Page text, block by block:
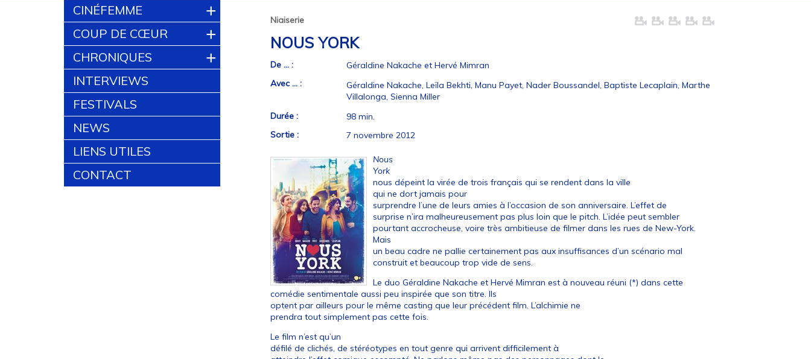
CINÉFEMME
+
COUP DE CŒUR +
CHRONIQUES +
INTERVIEWS
FESTIVALS
NEWS
LIENS UTILES
CONTACT
Niaiserie
NOUS YORK
De ... :
Géraldine Nakache et Hervé Mimran
Avec ... :
Géraldine Nakache, Leïla Bekhti, Manu Payet, Nader Boussandel, Baptiste Lecaplain, Marthe
Villalonga, Sienna Miller
Durée :
98 min.
Sortie :
7 novembre 2012
Nous
York
nous dépeint la virée de trois français qui se rendent dans la ville
qui ne dort jamais pour
surprendre l’une de leurs amies à l’occasion de son anniversaire. L’effet de
surprise n’ira malheureusement pas plus loin que le pitch. L’idée peut sembler
pourtant accrocheuse, voire très ambitieuse de filmer dans les rues de New-York.
Mais
un beau cadre ne pallie certainement pas aux insuffisances d’un scénario mal
construit et beaucoup trop vide de sens.
Le duo Géraldine Nakache et Hervé Mimran est à nouveau réuni (*) dans cette
comédie sentimentale aussi peu inspirée que son titre. Ils
optent par ailleurs pour le même casting que leur précédent film. L’alchimie ne
prendra tout simplement pas cette fois.
Le film n’est qu’un
défilé de clichés, de stéréotypes en tout genre qui arrivent difficilement à